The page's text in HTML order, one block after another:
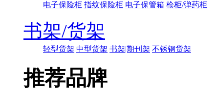
电子保险柜 指纹保险柜 电子保管箱 枪柜/弹药柜
书架/货架
轻型货架 中型货架 书架|期刊架 不锈钢货架
推荐品牌